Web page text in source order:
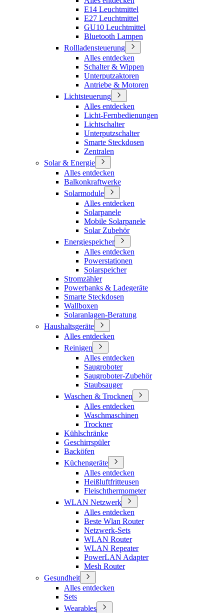
E14 Leuchtmittel
E27 Leuchtmittel
GU10 Leuchtmittel
Bluetooth Lampen
Rollladensteuerung
Alles entdecken
Schalter & Wippen
Unterputzaktoren
Antriebe & Motoren
Lichtsteuerung
Alles entdecken
Licht-Fernbedienungen
Lichtschalter
Unterputzschalter
Smarte Steckdosen
Zentralen
Solar & Energie
Alles entdecken
Balkonkraftwerke
Solarmodule
Alles entdecken
Solarpanele
Mobile Solarpanele
Solar Zubehör
Energiespeicher
Alles entdecken
Powerstationen
Solarspeicher
Stromzähler
Powerbanks & Ladegeräte
Smarte Steckdosen
Wallboxen
Solaranlagen-Beratung
Haushaltsgeräte
Alles entdecken
Reinigen
Alles entdecken
Saugroboter
Saugroboter-Zubehör
Staubsauger
Waschen & Trocknen
Alles entdecken
Waschmaschinen
Trockner
Kühlschränke
Geschirrspüler
Backöfen
Küchengeräte
Alles entdecken
Heißluftfritteusen
Fleischthermometer
WLAN Netzwerk
Alles entdecken
Beste Wlan Router
Netzwerk-Sets
WLAN Router
WLAN Repeater
PowerLAN Adapter
Mesh Router
Gesundheit
Alles entdecken
Sets
Wearables